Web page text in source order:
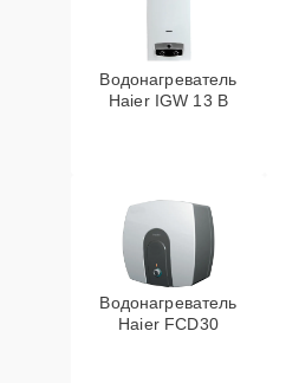
Водонагреватель
Haier IGW 13 B
Водонагреватель
Haier FCD30